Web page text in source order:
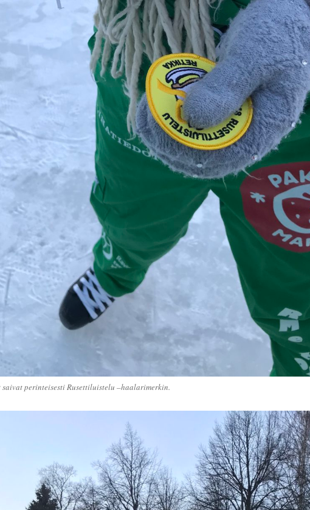
perinteisesti Rusettiluistelu –haalarimerkin.